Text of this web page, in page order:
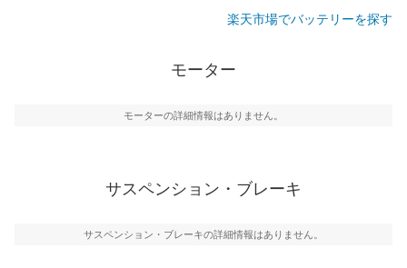
楽天市場でバッテリーを探す
モーター
モーターの詳細情報はありません。
サスペンション・ブレーキ
サスペンション・ブレーキの詳細情報はありません。